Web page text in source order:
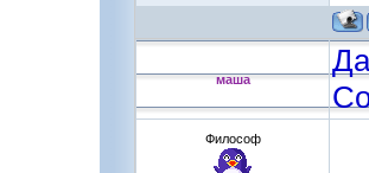
маша
Философ